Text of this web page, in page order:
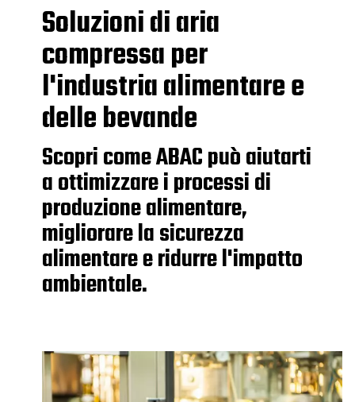
Soluzioni di aria
compressa per
l'industria alimentare e
delle bevande
Scopri come ABAC può aiutarti
a ottimizzare i processi di
produzione alimentare,
migliorare la sicurezza
alimentare e ridurre l'impatto
ambientale.